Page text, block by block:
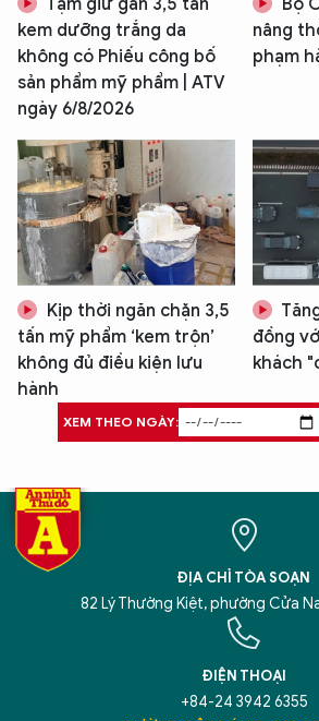
Tạm giữ gần 3,5 tấn
kem dưỡng trắng da
không có Phiếu công bố
sản phẩm mỹ phẩm | ATV
ngày 6/8/2026
Bộ
nâng
phạm
Kịp thời ngăn chặn 3,5
tấn mỹ phẩm ‘kem trộn’
không đủ điều kiện lưu
hành
đồng
khách
XEM THEO NGÀY:
ĐỊA CHỈ TÒA SOẠN
82 Lý Thường Kiệt, phường Cửa
ĐIỆN THOẠI
+84-24 3942 6355